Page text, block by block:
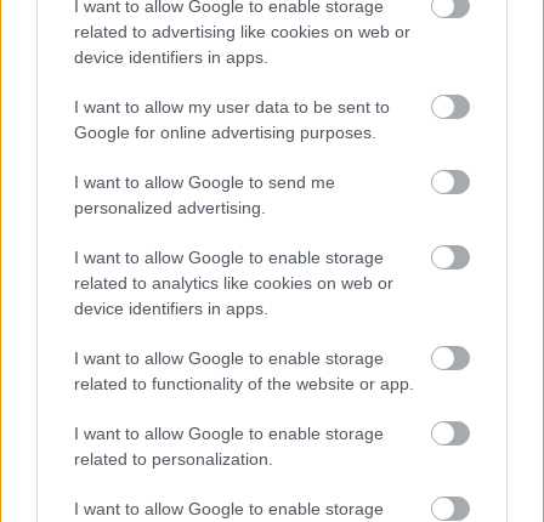
I want to allow Google to enable storage
related to advertising like cookies on web or
device identifiers in apps.
I want to allow my user data to be sent to
Google for online advertising purposes.
I want to allow Google to send me
personalized advertising.
I want to allow Google to enable storage
related to analytics like cookies on web or
device identifiers in apps.
I want to allow Google to enable storage
related to functionality of the website or app.
I want to allow Google to enable storage
related to personalization.
I want to allow Google to enable storage